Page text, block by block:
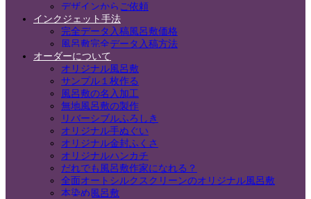
デザインからご依頼
インクジェット手法
完全データ入稿風呂敷価格
風呂敷完全データ入稿方法
オーダーについて
オリジナル風呂敷
サンプル１枚作る
風呂敷の名入加工
無地風呂敷の製作
リバーシブルふろしき
オリジナル手ぬぐい
オリジナル金封ふくさ
オリジナルハンカチ
だれでも風呂敷作家になれる？
全面オートシルクスクリーンのオリジナル風呂敷
本染め風呂敷